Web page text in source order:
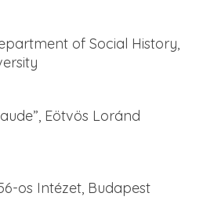
of Social History,
Eötvös Loránd
os Intézet, Budapest